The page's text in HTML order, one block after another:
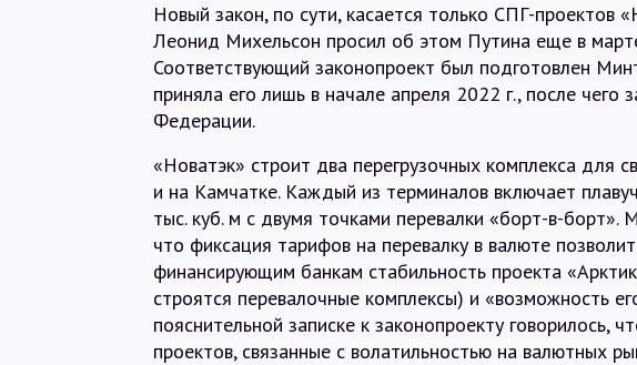
Новый закон, по сути, касается только СПГ-проектов
Леонид Михельсон просил об этом Путина еще в
Соответствующий законопроект был подготовлен
приняла его лишь в начале апреля 2022 г., после чего
Федерации.
«Новатэк» строит два перегрузочных комплекса для
и на Камчатке. Каждый из терминалов включает
тыс. куб. м с двумя точками перевалки «борт-в-борт».
что фиксация тарифов на перевалку в валюте
финансирующим банкам стабильность проекта
строятся перевалочные комплексы) и «возможность
пояснительной записке к законопроекту говорилось,
проектов, связанные с волатильностью на валютных